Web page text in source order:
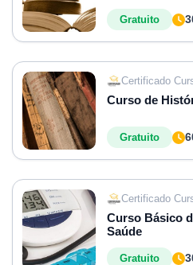
Gratuito
Certificado
Curso de
Gratuito
Certificado
Curso Básico
Saúde
Gratuito